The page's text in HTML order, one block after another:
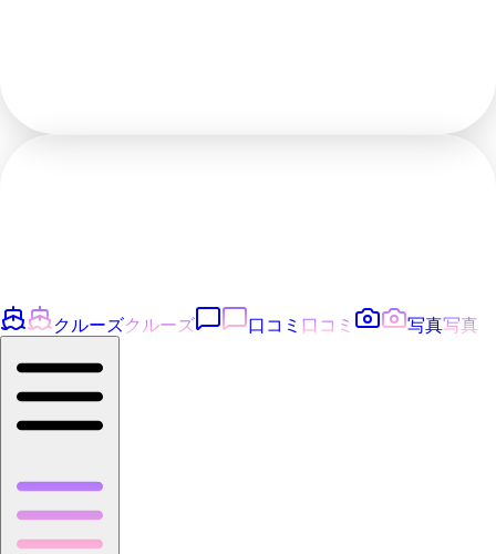
クルーズクルーズ 口コミ 口コミ 写真写真